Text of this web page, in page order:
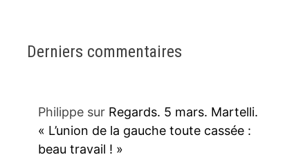
Derniers commentaires
Philippesur Regards. 5 mars. Martelli.
« L’union de la gauche toute cassée :
beau travail ! »